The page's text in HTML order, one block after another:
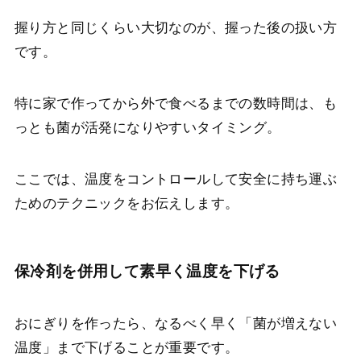
握り方と同じくらい大切なのが、握った後の扱い方
です。
特に家で作ってから外で食べるまでの数時間は、も
っとも菌が活発になりやすいタイミング。
ここでは、温度をコントロールして安全に持ち運ぶ
ためのテクニックをお伝えします。
保冷剤を併用して素早く温度を下げる
おにぎりを作ったら、なるべく早く「菌が増えない
温度」まで下げることが重要です。